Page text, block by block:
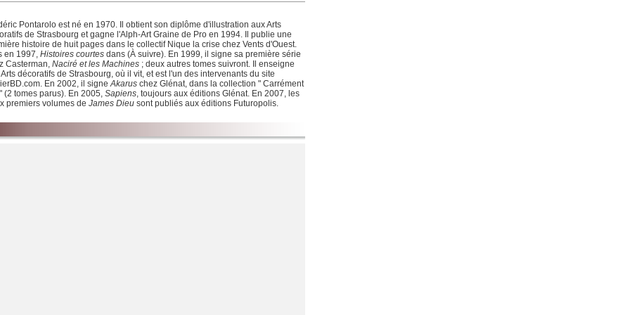
Pontarolo est né en 1970. Il obtient son diplôme d'illustration aux Arts
de Strasbourg et gagne l'Alph-Art Graine de Pro en 1994. Il publie une
histoire de huit pages dans le collectif Nique la crise chez Vents d'Ouest.
en 1997, Histoires courtes dans (À suivre). En 1999, il signe sa première série
Casterman, Naciré et les Machines ; deux autres tomes suivront. Il enseigne
décoratifs de Strasbourg, où il vit, et est l'un des intervenants du site
En 2002, il signeAkarus chez Glénat, dans la collection " Carrément
(2 tomes parus). En 2005, Sapiens, toujours aux éditions Glénat. En 2007, les
premiers volumes de James Dieu sont publiés aux éditions Futuropolis.